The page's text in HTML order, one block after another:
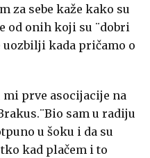
za sebe kaže kako su
od onih koji su ¨dobri
uozbilji kada pričamo o
mi prve asocijacije na
sam u radiju
u šoku i da su
kad plačem i to